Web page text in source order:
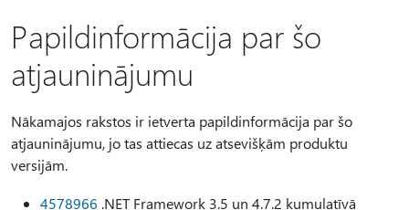
Papildinformācija par šo
atjauninājumu
Nākamajos rakstos ir ietverta papildinformācija par šo
atjauninājumu, jo tas attiecas uz atsevišķām produktu
versijām.
4578966 .NET Framework 3.5 un 4.7.2 kumulatīvā